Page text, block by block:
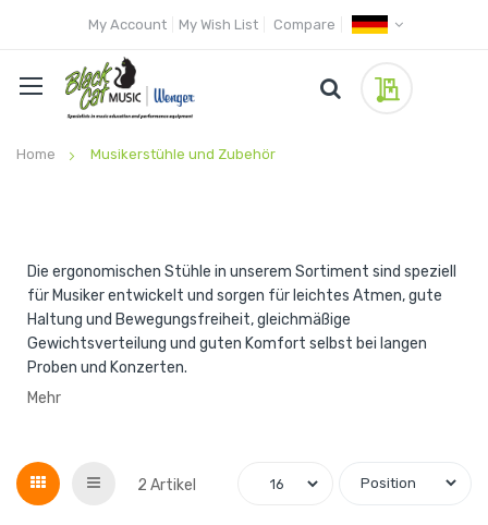
My Account My Wish List Compare
Home Musikerstühle und Zubehör
Die ergonomischen Stühle in unserem Sortiment sind speziell
für Musiker entwickelt und sorgen für leichtes Atmen, gute
Haltung und Bewegungsfreiheit, gleichmäßige
Gewichtsverteilung und guten Komfort selbst bei langen
Proben und Konzerten.
Mehr
Grid List 2 Artikel